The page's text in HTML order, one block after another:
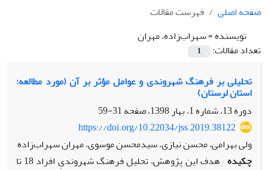
صفحه اصلی
فهرست مقالات
نویسنده =سهراب‌زاده، مهران
تعداد مقالات:
1
تحلیلی بر فرهنگ شهروندی و عوامل مؤثر بر آن (مورد مطالعه:
استان لرستان)
دوره 13، شماره 1، بهار 1398، صفحه
31-59
https://doi.org/10.22034/jss.2019.38122
ولی بهرامی، محسن نیازی، سیدمحسن موسوی، مهران سهراب‌زاده
چکیده
هدف این پژوهش، تحلیل فرهنگ شهروندیِ افراد 18 تا